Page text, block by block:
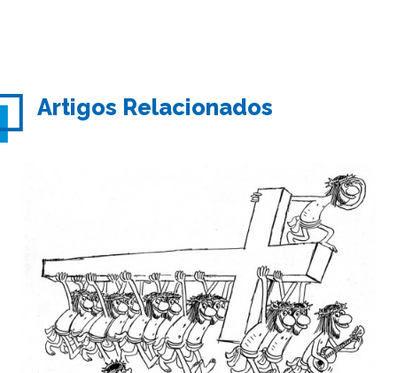
Artigos Relacionados